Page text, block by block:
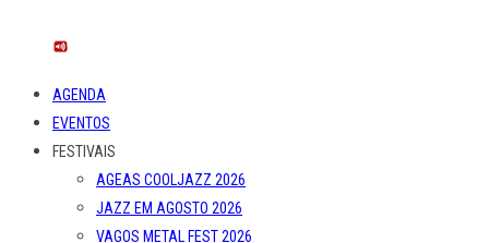
AGENDA
EVENTOS
FESTIVAIS
AGEAS COOLJAZZ 2026
JAZZ EM AGOSTO 2026
VAGOS METAL FEST 2026